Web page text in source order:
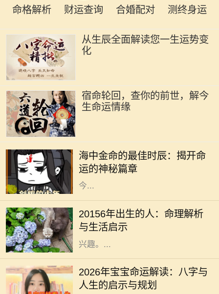
命格解析 财运查询 合婚配对 测终身运
从生辰全面解读您一生运势变
化
宿命轮回，查你的前世，解今
生命运情缘
海中金命的最佳时辰：揭开命
运的神秘篇章
运都与五行有着密切的关联。海中金
命，作为金命的一种，其蕴含的不仅
是金的特性，还有深厚的文化内涵。
今...
20156年出生的人：命理解析
与生活启示
在中国传统命理学中，出生年份常常
被视为一个人命运的重要标志。
20156年，随着时代的变迁，许多人
对这一年份的命理特征产生了浓厚的
兴趣。...
2026年宝宝命运解读：八字与
人生的启示与规划
在中华文化中，命理学与八字的研究
一直以来备受关注。每一个新生命的
降临，都与其出生年份、月份、日期
和时间紧密相连。从这个角度出发，